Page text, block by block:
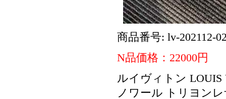
商品番号: lv-202112-
N品価格：22000円
ルイヴィトン
ノワール トリヨン